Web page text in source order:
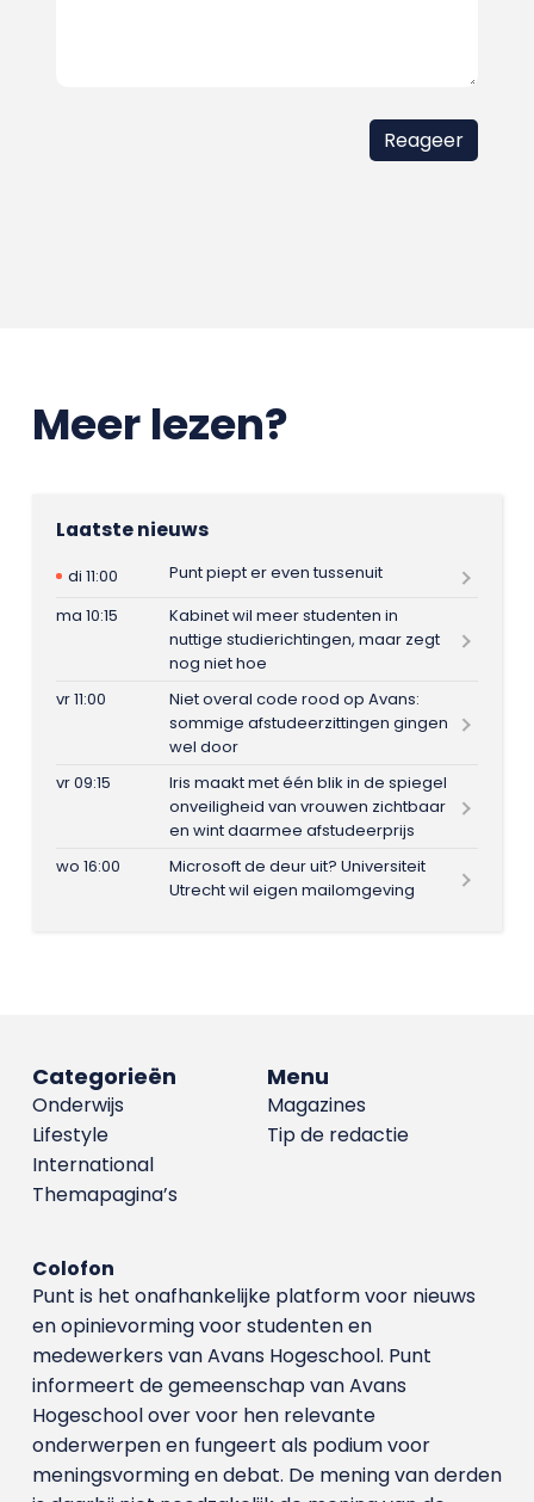
Meer lezen?
Laatste nieuws
di 11:00
Punt piept er even tussenuit
ma 10:15
Kabinet wil meer studenten in
nuttige studierichtingen, maar zegt
nog niet hoe
vr 11:00
Niet overal code rood op Avans:
sommige afstudeerzittingen gingen
wel door
vr 09:15
Iris maakt met één blik in de spiegel
onveiligheid van vrouwen zichtbaar
en wint daarmee afstudeerprijs
wo 16:00
Microsoft de deur uit? Universiteit
Utrecht wil eigen mailomgeving
Menu
Magazines
Tip de redactie
Categorieën
Onderwijs
Lifestyle
International
Themapagina’s
Colofon
Punt is het onafhankelijke platform voor nieuws
en opinievorming voor studenten en
medewerkers van Avans Hoge­school. Punt
informeert de gemeenschap van Avans
Hogeschool over voor hen relevante
onderwerpen en fungeert als podium voor
meningsvorming en debat. De mening van derden